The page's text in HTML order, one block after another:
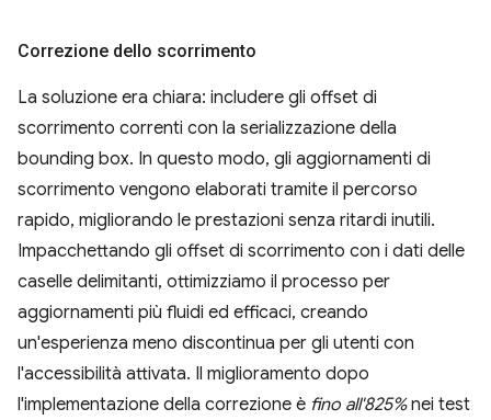
Correzione dello scorrimento
La soluzione era chiara: includere gli offset di
scorrimento correnti con la serializzazione della
bounding box. In questo modo, gli aggiornamenti di
scorrimento vengono elaborati tramite il percorso
rapido, migliorando le prestazioni senza ritardi inutili.
Impacchettando gli offset di scorrimento con i dati delle
caselle delimitanti, ottimizziamo il processo per
aggiornamenti più fluidi ed efficaci, creando
un'esperienza meno discontinua per gli utenti con
l'accessibilità attivata. Il miglioramento dopo
l'implementazione della correzione è fino all'825%nei test